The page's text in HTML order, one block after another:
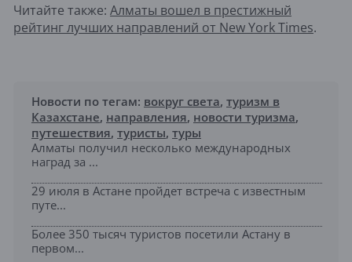
Читайте также: Алматы вошел в престижный
рейтинг лучших направлений от New York Times.
Новости по тегам: вокруг света, туризм в
Казахстане, направления, новости туризма,
путешествия, туристы, туры
Алматы получил несколько международных
наград за ...
29 июля в Астане пройдет встреча с известным
путе...
Более 350 тысяч туристов посетили Астану в
первом...